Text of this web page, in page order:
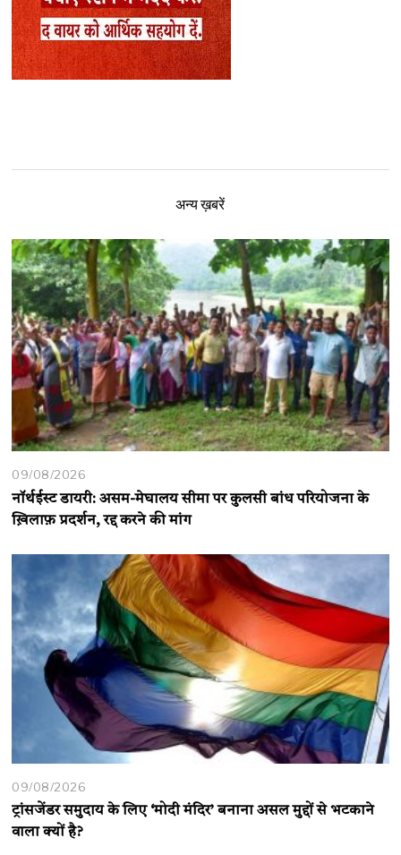
अन्य ख़बरें
09/08/2026
नॉर्थईस्ट डायरी: असम-मेघालय सीमा पर कुलसी बांध परियोजना के
ख़िलाफ़ प्रदर्शन, रद्द करने की मांग
09/08/2026
ट्रांसजेंडर समुदाय के लिए ‘मोदी मंदिर’ बनाना असल मुद्दों से भटकाने
वाला क्यों है?